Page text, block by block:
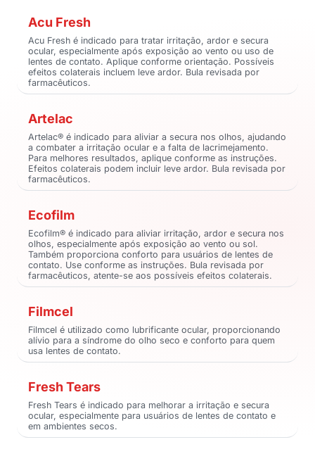
Acu Fresh
Acu Fresh é indicado para tratar irritação, ardor e secura
ocular, especialmente após exposição ao vento ou uso de
lentes de contato. Aplique conforme orientação. Possíveis
efeitos colaterais incluem leve ardor. Bula revisada por
farmacêuticos.
Artelac
Artelac® é indicado para aliviar a secura nos olhos, ajudando
a combater a irritação ocular e a falta de lacrimejamento.
Para melhores resultados, aplique conforme as instruções.
Efeitos colaterais podem incluir leve ardor. Bula revisada por
farmacêuticos.
Ecofilm
Ecofilm® é indicado para aliviar irritação, ardor e secura nos
olhos, especialmente após exposição ao vento ou sol.
Também proporciona conforto para usuários de lentes de
contato. Use conforme as instruções. Bula revisada por
farmacêuticos, atente-se aos possíveis efeitos colaterais.
Filmcel
Filmcel é utilizado como lubrificante ocular, proporcionando
alívio para a síndrome do olho seco e conforto para quem
usa lentes de contato.
Fresh Tears
Fresh Tears é indicado para melhorar a irritação e secura
ocular, especialmente para usuários de lentes de contato e
em ambientes secos.